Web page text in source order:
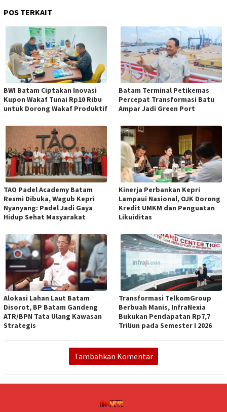
POS TERKAIT
BWI Batam Ciptakan Inovasi
Kupon Wakaf Tunai Rp10 Ribu
untuk Dorong Wakaf Produktif
Batam Terminal Petikemas
Percepat Transformasi Batu
Ampar Jadi Green Port
TAO Padel Academy Batam
Resmi Dibuka, Wagub Kepri
Nyanyang: Padel Jadi Gaya
Hidup Sehat Masyarakat
Kinerja Perbankan Kepri
Lampaui Nasional, OJK Dorong
Kredit UMKM dan Penguatan
Likuiditas
Alokasi Lahan Laut Batam
Disorot, BP Batam Gandeng
ATR/BPN Tata Ulang Kawasan
Strategis
Transformasi TelkomGroup
Berbuah Manis, InfraNexia
Bukukan Pendapatan Rp7,7
Triliun pada Semester I 2026
Tambahkan Komentar